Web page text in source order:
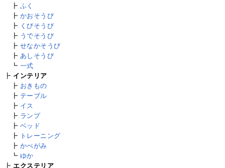
┣ ふく
┣ かおそうび
┣ くびそうび
┣ うでそうび
┣ せなかそうび
┣ あしそうび
┗ 一式
┣ インテリア
┣ おきもの
┣ テーブル
┣ イス
┣ ランプ
┣ ベッド
┣ トレーニング
┣ かべがみ
┗ ゆか
┣ エクステリア